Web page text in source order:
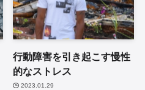
行動障害を引き起こす慢性
的なストレス
2023.01.29